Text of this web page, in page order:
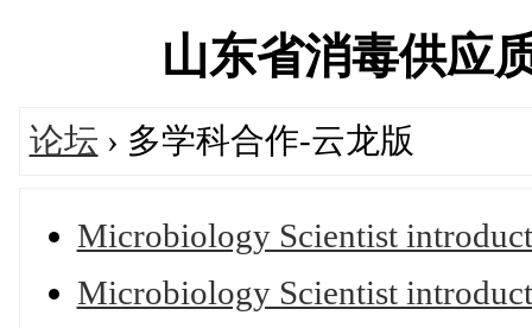
山东省消毒供应
论坛 › 多学科合作-云龙版
Microbiology Scientist
Microbiology Scientist